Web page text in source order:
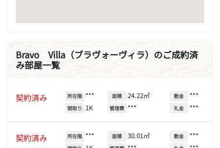
Bravo Villa（ブラヴォーヴィラ）のご成約済
み部屋一覧
契約済み 所在階 ***
間取り 1K
面積 24.22㎡
管理費 ***
敷金 ***
礼金 ***
契約済み 所在階 *** 面積 30.01㎡ 敷金 ***